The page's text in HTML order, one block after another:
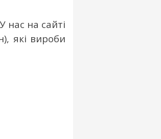
нас на сайті
які вироби